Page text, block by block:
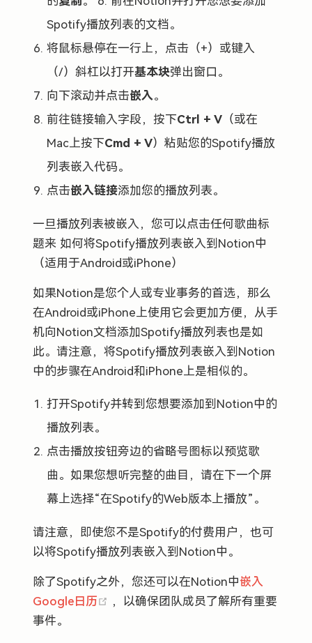
Spotify播放列表的文档。
将鼠标悬停在一行上，点击（+）或键入
（/）斜杠以打开基本块弹出窗口。
向下滚动并点击嵌入。
前往链接输入字段，按下Ctrl + V （或在
Mac上按下Cmd + V）粘贴您的Spotify播放
列表嵌入代码。
点击嵌入链接添加您的播放列表。
一旦播放列表被嵌入，您可以点击任何歌曲标
题来 如何将Spotify播放列表嵌入到Notion中
（适用于Android或iPhone）
如果Notion是您个人或专业事务的首选，那么
在Android或iPhone上使用它会更加方便，从手
机向Notion文档添加Spotify播放列表也是如
此。请注意，将Spotify播放列表嵌入到Notion
中的步骤在Android和iPhone上是相似的。
打开Spotify并转到您想要添加到Notion中的
播放列表。
点击播放按钮旁边的省略号图标以预览歌
曲。如果您想听完整的曲目，请在下一个屏
幕上选择“在Spotify的Web版本上播放”。
请注意，即使您不是Spotify的付费用户，也可
以将Spotify播放列表嵌入到Notion中。
除了Spotify之外，您还可以在Notion中嵌入
Google日历
(opens new window)
，以确保团队成员了解所有重要
事件。